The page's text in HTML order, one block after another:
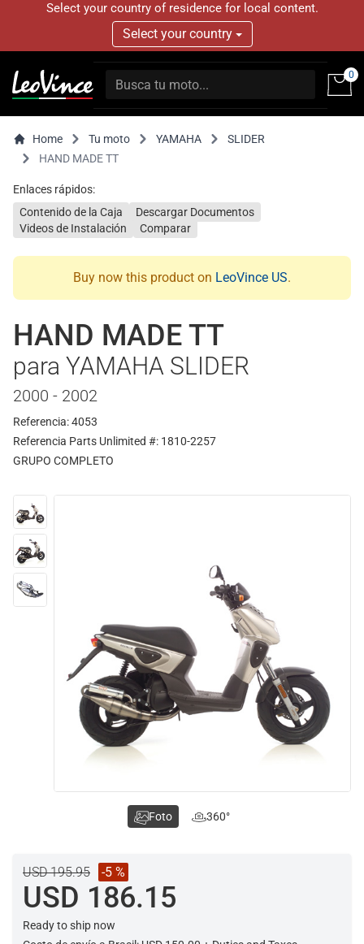
Select your country of residence for local content.
Select your country
0
Home Tu moto YAMAHA
SLIDER
HAND MADE TT
Enlaces rápidos:
Contenido de la Caja
Descargar Documentos
Videos de Instalación
Comparar
Buy now this product on LeoVince US.
HAND MADE TT
para YAMAHA SLIDER
2000 - 2002
Referencia: 4053
Referencia Parts Unlimited #: 1810-2257
GRUPO COMPLETO
USD 195.95 -5 %
USD 186.15
Ready to ship now
Foto 360°